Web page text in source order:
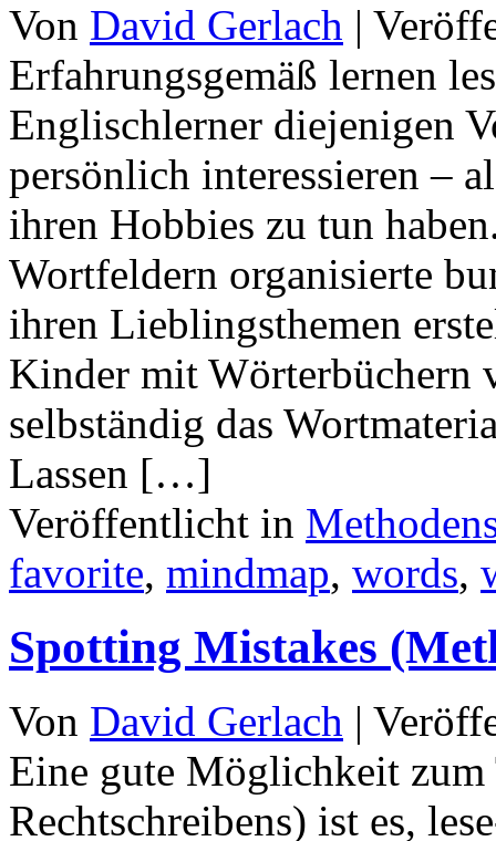
Von David Gerlach |
Erfahrungsgemäß lernen
Englischlerner diejenigen
persönlich interessieren –
ihren Hobbies zu tun
Wortfeldern organisierte
ihren Lieblingsthemen
Kinder mit Wörterbüchern
selbständig das
Lassen […]
Veröffentlicht in
favorite, mindmap, words,
Spotting Mistakes
Von David Gerlach |
Eine gute Möglichkeit zum
Rechtschreibens) ist es,